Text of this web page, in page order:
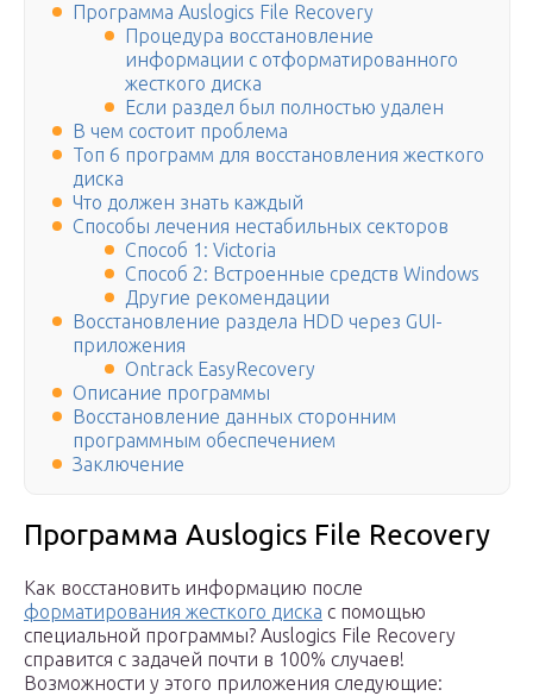
Программа Auslogics File Recovery
Процедура восстановление
информации с отформатированного
жесткого диска
Если раздел был полностью удален
В чем состоит проблема
Топ 6 программ для восстановления жесткого
диска
Что должен знать каждый
Способы лечения нестабильных секторов
Способ 1: Victoria
Способ 2: Встроенные средств Windows
Другие рекомендации
Восстановление раздела HDD через GUI-
приложения
Ontrack EasyRecovery
Описание программы
Восстановление данных сторонним
программным обеспечением
Заключение
Программа Auslogics File Recovery
Как восстановить информацию после
форматирования жесткого диска с помощью
специальной программы? Auslogics File Recovery
справится с задачей почти в 100% случаев!
Возможности у этого приложения следующие: